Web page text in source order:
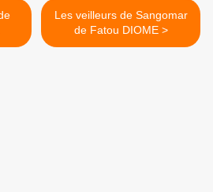
Les veilleurs de Sangomar
de Fatou DIOME >